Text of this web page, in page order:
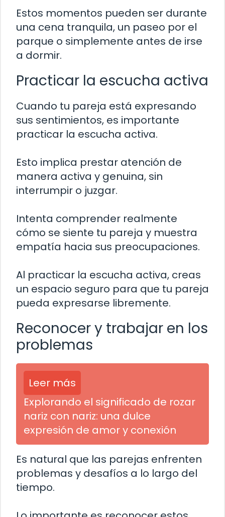
Estos momentos pueden ser durante
una cena tranquila, un paseo por el
parque o simplemente antes de irse
a dormir.
Practicar la escucha activa
Cuando tu pareja está expresando
sus sentimientos, es importante
practicar la escucha activa.
Esto implica prestar atención de
manera activa y genuina, sin
interrumpir o juzgar.
Intenta comprender realmente
cómo se siente tu pareja y muestra
empatía hacia sus preocupaciones.
Al practicar la escucha activa, creas
un espacio seguro para que tu pareja
pueda expresarse libremente.
Reconocer y trabajar en los
problemas
Leer más
Explorando el significado de rozar
nariz con nariz: una dulce
expresión de amor y conexión
Es natural que las parejas enfrenten
problemas y desafíos a lo largo del
tiempo.